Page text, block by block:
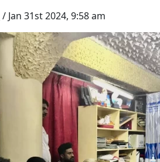
/ Jan 31st 2024, 9:58 am